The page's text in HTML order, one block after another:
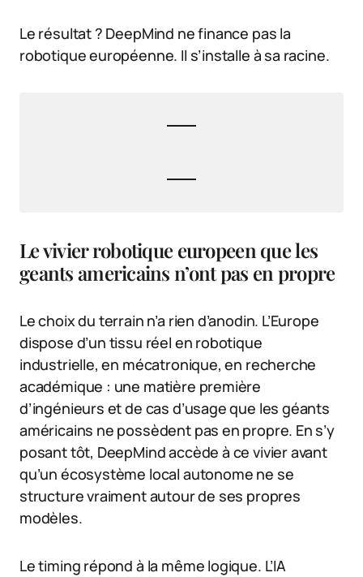
Le résultat ? DeepMind ne finance pas la
robotique européenne. Il s’installe à sa racine.
Le vivier robotique europeen que les
geants americains n’ont pas en propre
Le choix du terrain n’a rien d’anodin. L’Europe
dispose d’un tissu réel en robotique
industrielle, en mécatronique, en recherche
académique : une matière première
d’ingénieurs et de cas d’usage que les géants
américains ne possèdent pas en propre. En s’y
posant tôt, DeepMind accède à ce vivier avant
qu’un écosystème local autonome ne se
structure vraiment autour de ses propres
modèles.
Le timing répond à la même logique. L’IA